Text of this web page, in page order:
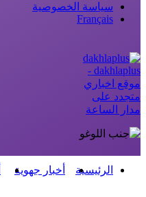
سياسة الخصوصية
Français
dakhlaplus -
موقع اخباري
متجدد على
مدار الساعة
الرئيسية أخبار جهوية